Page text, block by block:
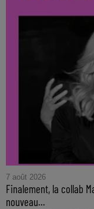
7 août 2026
Finalement, la collab
nouveau...